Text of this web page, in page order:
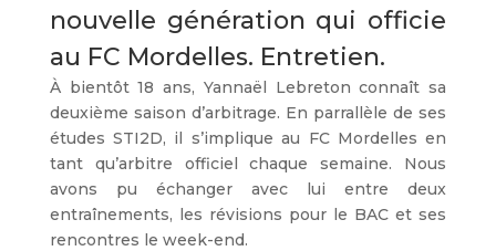
nouvelle génération qui officie
au FC Mordelles. Entretien.
À bientôt 18 ans, Yannaël Lebreton connaît sa
deuxième saison d’arbitrage. En parrallèle de ses
études STI2D, il s’implique au FC Mordelles en
tant qu’arbitre officiel chaque semaine. Nous
avons pu échanger avec lui entre deux
entraînements, les révisions pour le BAC et ses
rencontres le week-end.